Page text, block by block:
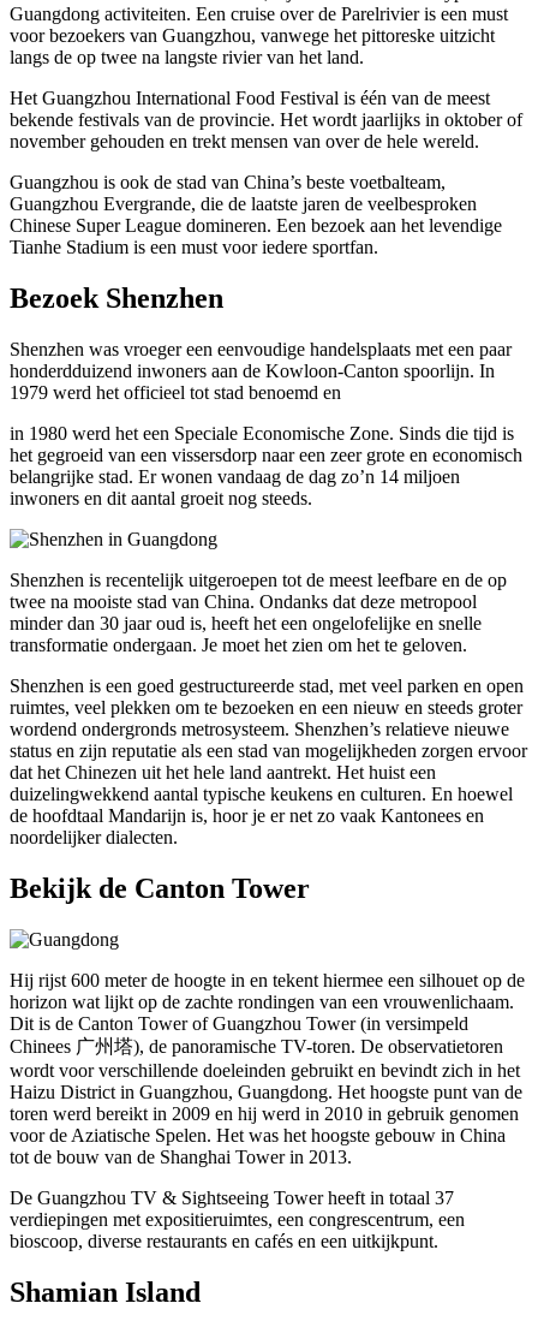
Guangdong activiteiten. Een cruise over de Parelrivier is een must
voor bezoekers van Guangzhou, vanwege het pittoreske uitzicht
langs de op twee na langste rivier van het land.
Het Guangzhou International Food Festival is één van de meest
bekende festivals van de provincie. Het wordt jaarlijks in oktober of
november gehouden en trekt mensen van over de hele wereld.
Guangzhou is ook de stad van China’s beste voetbalteam,
Guangzhou Evergrande, die de laatste jaren de veelbesproken
Chinese Super League domineren. Een bezoek aan het levendige
Tianhe Stadium is een must voor iedere sportfan.
Bezoek Shenzhen
Shenzhen was vroeger een eenvoudige handelsplaats met een paar
honderdduizend inwoners aan de Kowloon-Canton spoorlijn. In
1979 werd het officieel tot stad benoemd en
in 1980 werd het een Speciale Economische Zone. Sinds die tijd is
het gegroeid van een vissersdorp naar een zeer grote en economisch
belangrijke stad. Er wonen vandaag de dag zo’n 14 miljoen
inwoners en dit aantal groeit nog steeds.
Shenzhen is recentelijk uitgeroepen tot de meest leefbare en de op
twee na mooiste stad van China. Ondanks dat deze metropool
minder dan 30 jaar oud is, heeft het een ongelofelijke en snelle
transformatie ondergaan. Je moet het zien om het te geloven.
Shenzhen is een goed gestructureerde stad, met veel parken en open
ruimtes, veel plekken om te bezoeken en een nieuw en steeds groter
wordend ondergronds metrosysteem. Shenzhen’s relatieve nieuwe
status en zijn reputatie als een stad van mogelijkheden zorgen ervoor
dat het Chinezen uit het hele land aantrekt. Het huist een
duizelingwekkend aantal typische keukens en culturen. En hoewel
de hoofdtaal Mandarijn is, hoor je er net zo vaak Kantonees en
noordelijker dialecten.
Bekijk de Canton Tower
Hij rijst 600 meter de hoogte in en tekent hiermee een silhouet op de
horizon wat lijkt op de zachte rondingen van een vrouwenlichaam.
Dit is de Canton Tower of Guangzhou Tower (in versimpeld
Chinees 广州塔), de panoramische TV-toren. De observatietoren
wordt voor verschillende doeleinden gebruikt en bevindt zich in het
Haizu District in Guangzhou, Guangdong. Het hoogste punt van de
toren werd bereikt in 2009 en hij werd in 2010 in gebruik genomen
voor de Aziatische Spelen. Het was het hoogste gebouw in China
tot de bouw van de Shanghai Tower in 2013.
De Guangzhou TV & Sightseeing Tower heeft in totaal 37
verdiepingen met expositieruimtes, een congrescentrum, een
bioscoop, diverse restaurants en cafés en een uitkijkpunt.
Shamian Island